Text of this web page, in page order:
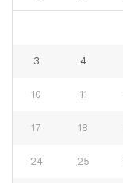
3 4
10 11
17 18
24 25